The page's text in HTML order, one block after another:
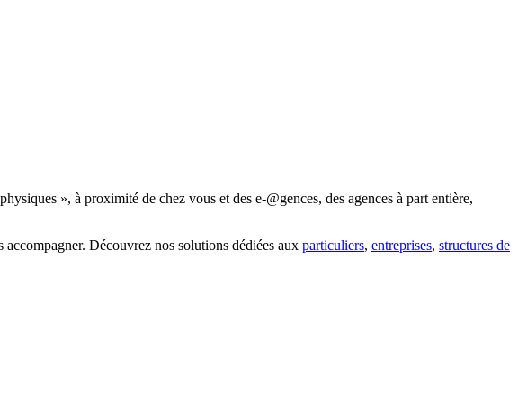
», à proximité de chez vous et des e-@gences, des agences à part entière,
Découvrez nos solutions dédiées aux particuliers, entreprises, structures de